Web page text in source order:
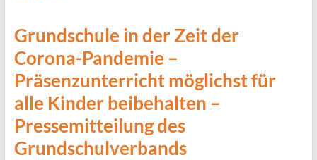
Grundschule in der Zeit der
Corona-Pandemie –
Präsenzunterricht möglichst für
alle Kinder beibehalten –
Pressemitteilung des
Grundschulverbands